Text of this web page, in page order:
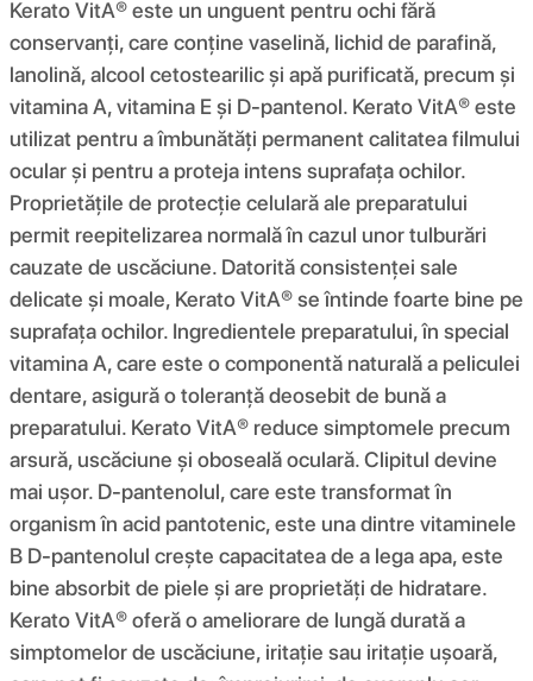
Kerato VitA® este un unguent pentru ochi fără
conservanți, care conține vaselină, lichid de parafină,
lanolină, alcool cetostearilic și apă purificată, precum și
vitamina A, vitamina E și D-pantenol. Kerato VitA® este
utilizat pentru a îmbunătăți permanent calitatea filmului
ocular și pentru a proteja intens suprafața ochilor.
Proprietățile de protecție celulară ale preparatului
permit reepitelizarea normală în cazul unor tulburări
cauzate de uscăciune. Datorită consistenței sale
delicate și moale, Kerato VitA® se întinde foarte bine pe
suprafața ochilor. Ingredientele preparatului, în special
vitamina A, care este o componentă naturală a peliculei
dentare, asigură o toleranță deosebit de bună a
preparatului. Kerato VitA® reduce simptomele precum
arsură, uscăciune și oboseală oculară. Clipitul devine
mai ușor. D-pantenolul, care este transformat în
organism în acid pantotenic, este una dintre vitaminele
B D-pantenolul crește capacitatea de a lega apa, este
bine absorbit de piele și are proprietăți de hidratare.
Kerato VitA® oferă o ameliorare de lungă durată a
simptomelor de uscăciune, iritație sau iritație ușoară,